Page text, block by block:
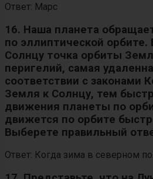
Ответ: Марс
16. Наша планета
по эллиптической
Солнцу точка орбиты
перигелий, самая
соответствии с законами
Земля к Солнцу, тем
движения планеты по
движется по орбите
Выберете правильный
Ответ: Когда зима в северном